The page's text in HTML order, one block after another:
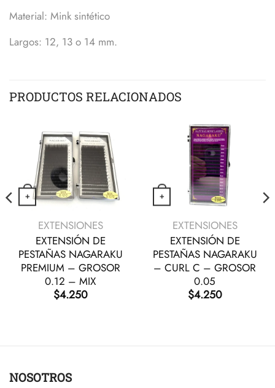
Material: Mink sintético
Largos: 12, 13 o 14 mm.
PRODUCTOS RELACIONADOS
+
Este producto tiene múltiples variantes.
VISTA RÁPIDA
EXTENSIONES
EXTENSIÓN DE
PESTAÑAS NAGARAKU
PREMIUM – GROSOR
0.12 – MIX
$4.250
+
Este producto
VISTA RÁPIDA
EXTENSIONES
EXTENSIÓN DE
PESTAÑAS NAGARAKU
– CURL C – GROSOR
0.05
$4.250
página de producto
se pueden elegir en la página de producto
múltiples variantes. Las opciones se pueden elegir
NOSOTROS